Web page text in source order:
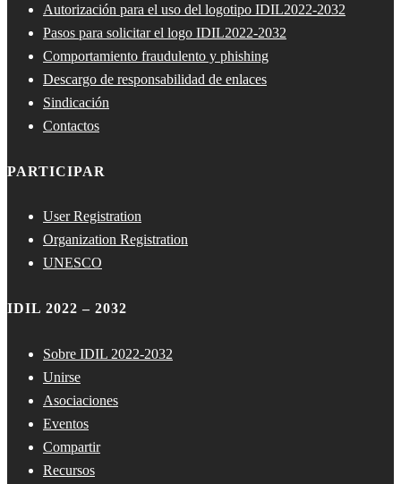
Autorización para el uso del logotipo IDIL2022-2032
Pasos para solicitar el logo IDIL2022-2032
Comportamiento fraudulento y phishing
Descargo de responsabilidad de enlaces
Sindicación
Contactos
PARTICIPAR
User Registration
Organization Registration
UNESCO
IDIL 2022 – 2032
Sobre IDIL 2022-2032
Unirse
Asociaciones
Eventos
Compartir
Recursos